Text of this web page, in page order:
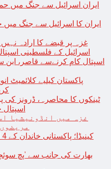
ایران اسرائیل سے جنگ
ایران کا اسرائیل سے جنگ
غزہ پر قبضے کا ارادہ
اسرائیل کے فلسطینی
اسپتال کام کرنےسے قاصر، ابن
پاکستان کیلیے کلائمیٹ
ٹینکوں کا محاصرہ، ڈرونز کی
غزہ میں انڈونیشیا
بھارت کی جانب سے ’پچ